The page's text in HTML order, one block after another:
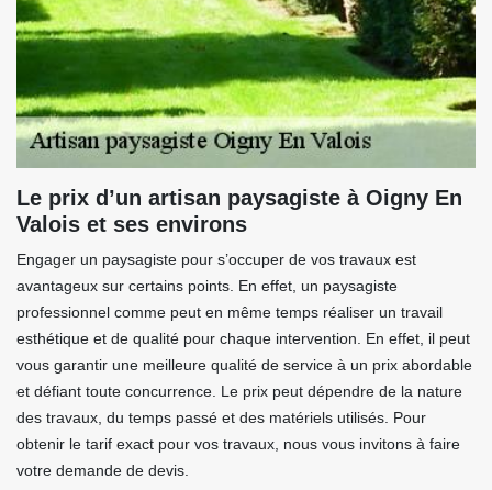
Le prix d’un artisan paysagiste à Oigny En
Valois et ses environs
Engager un paysagiste pour s’occuper de vos travaux est
avantageux sur certains points. En effet, un paysagiste
professionnel comme peut en même temps réaliser un travail
esthétique et de qualité pour chaque intervention. En effet, il peut
vous garantir une meilleure qualité de service à un prix abordable
et défiant toute concurrence. Le prix peut dépendre de la nature
des travaux, du temps passé et des matériels utilisés. Pour
obtenir le tarif exact pour vos travaux, nous vous invitons à faire
votre demande de devis.